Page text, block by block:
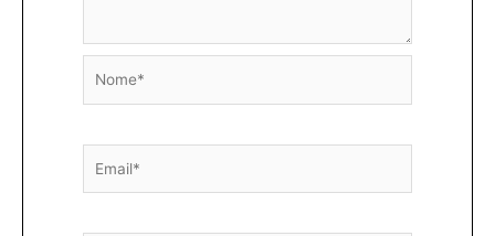
Nome*
Email*